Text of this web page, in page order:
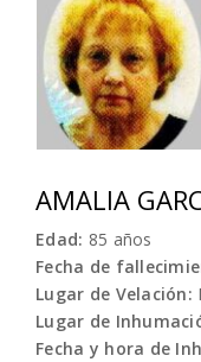
AMALIA
Edad: 85 años
Fecha de
Lugar de Velación:
Lugar de
Fecha y hora de